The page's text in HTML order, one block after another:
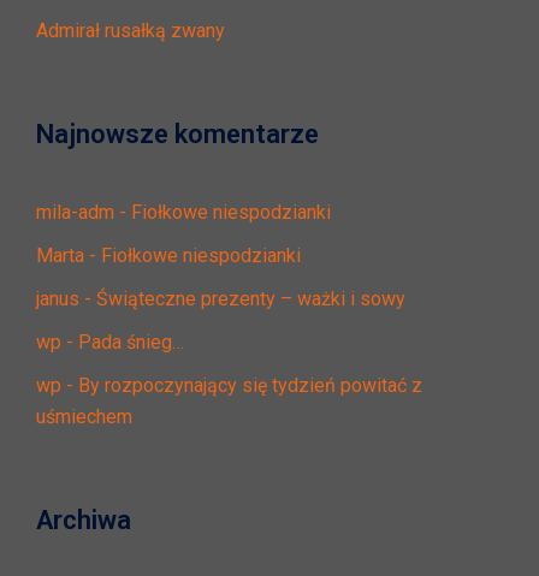
Admirał rusałką zwany
Najnowsze komentarze
mila-adm - Fiołkowe niespodzianki
Marta - Fiołkowe niespodzianki
janus - Świąteczne prezenty – ważki i sowy
wp - Pada śnieg…
wp - By rozpoczynający się tydzień powitać z
uśmiechem
Archiwa